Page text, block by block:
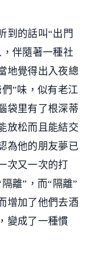
到的話叫“出門
伴隨著一種社
地覺得出入夜總
”味，似有老江
袋里有了根深蒂
放松而且能結交
為他的朋友夢已
次又一次的打
離”，而“隔離”
增加了他們去酒
變成了一種慣